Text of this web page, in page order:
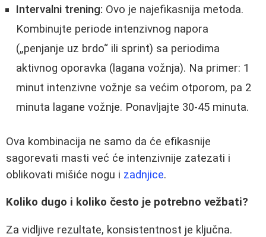
Intervalni trening: Ovo je najefikasnija metoda.
Kombinujte periode intenzivnog napora
(„penjanje uz brdo“ ili sprint) sa periodima
aktivnog oporavka (lagana vožnja). Na primer: 1
minut intenzivne vožnje sa većim otporom, pa 2
minuta lagane vožnje. Ponavljajte 30-45 minuta.
Ova kombinacija ne samo da će efikasnije
sagorevati masti već će intenzivnije zatezati i
oblikovati mišiće nogu i zadnjice.
Koliko dugo i koliko često je potrebno vežbati?
Za vidljive rezultate, konsistentnost je ključna.